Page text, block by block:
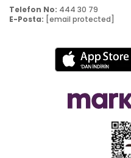
Telefon No: 444 30 79
E-Posta: [email protected]